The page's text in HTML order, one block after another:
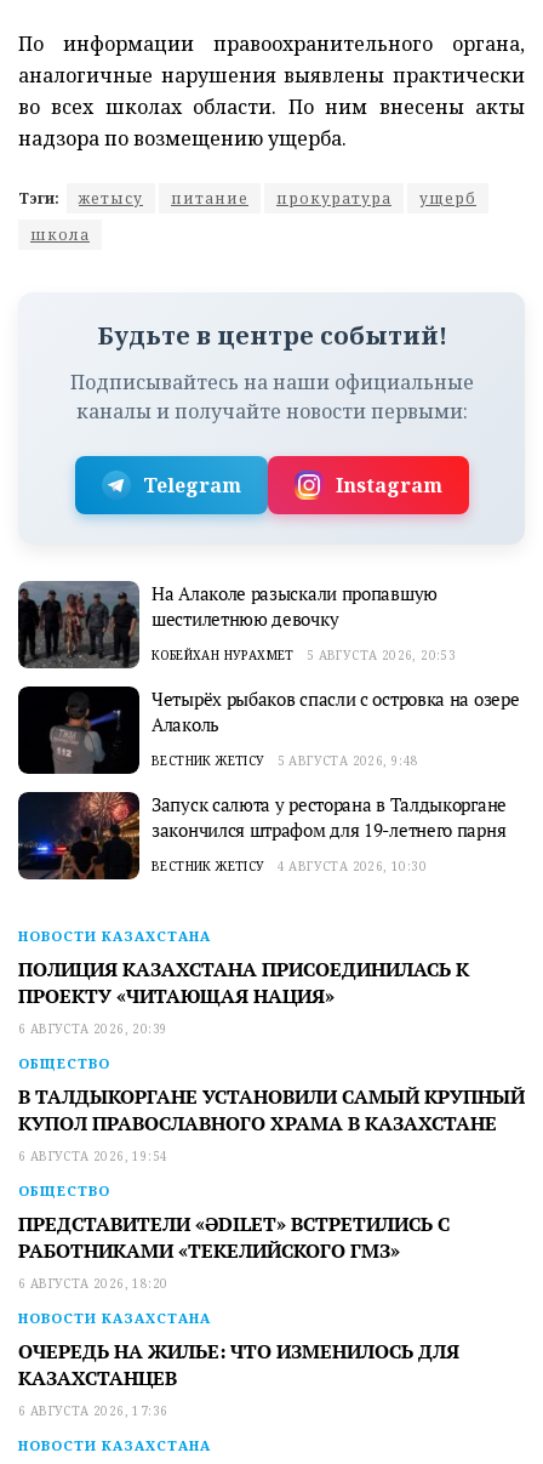
По информации правоохранительного органа,
аналогичные нарушения выявлены практически
во всех школах области. По ним внесены акты
надзора по возмещению ущерба.
Тэги: жетысу питание прокуратура
ущерб
школа
Будьте в центре событий!
Подписывайтесь на наши официальные
каналы и получайте новости первыми:
Telegram Instagram
На Алаколе разыскали пропавшую
шестилетнюю девочку
КОБЕЙХАН НУРАХМЕТ 5 АВГУСТА 2026, 20:53
Четырёх рыбаков спасли с островка на озере
Алаколь
ВЕСТНИК ЖЕТІСУ 5 АВГУСТА 2026, 9:48
Запуск салюта у ресторана в Талдыкоргане
закончился штрафом для 19-летнего парня
ВЕСТНИК ЖЕТІСУ 4 АВГУСТА 2026, 10:30
НОВОСТИ КАЗАХСТАНА
ПОЛИЦИЯ КАЗАХСТАНА ПРИСОЕДИНИЛАСЬ К
ПРОЕКТУ «ЧИТАЮЩАЯ НАЦИЯ»
6 АВГУСТА 2026, 20:39
ОБЩЕСТВО
В ТАЛДЫКОРГАНЕ УСТАНОВИЛИ САМЫЙ КРУПНЫЙ
КУПОЛ ПРАВОСЛАВНОГО ХРАМА В КАЗАХСТАНЕ
6 АВГУСТА 2026, 19:54
ОБЩЕСТВО
ПРЕДСТАВИТЕЛИ «ӘDILET» ВСТРЕТИЛИСЬ С
РАБОТНИКАМИ «ТЕКЕЛИЙСКОГО ГМЗ»
6 АВГУСТА 2026, 18:20
НОВОСТИ КАЗАХСТАНА
ОЧЕРЕДЬ НА ЖИЛЬЕ: ЧТО ИЗМЕНИЛОСЬ ДЛЯ
КАЗАХСТАНЦЕВ
6 АВГУСТА 2026, 17:36
НОВОСТИ КАЗАХСТАНА